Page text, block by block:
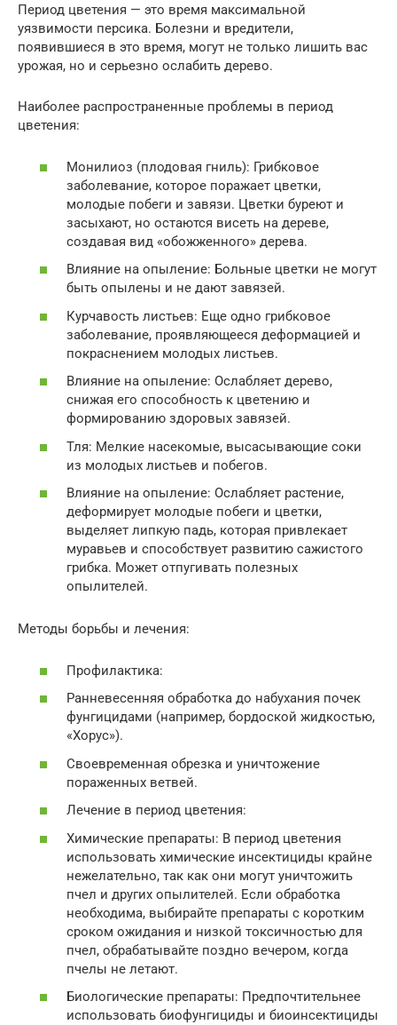
Период цветения — это время максимальной
уязвимости персика. Болезни и вредители,
появившиеся в это время, могут не только лишить вас
урожая, но и серьезно ослабить дерево.
Наиболее распространенные проблемы в период
цветения:
Монилиоз (плодовая гниль): Грибковое
заболевание, которое поражает цветки,
молодые побеги и завязи. Цветки буреют и
засыхают, но остаются висеть на дереве,
создавая вид «обожженного» дерева.
Влияние на опыление: Больные цветки не могут
быть опылены и не дают завязей.
Курчавость листьев: Еще одно грибковое
заболевание, проявляющееся деформацией и
покраснением молодых листьев.
Влияние на опыление: Ослабляет дерево,
снижая его способность к цветению и
формированию здоровых завязей.
Тля: Мелкие насекомые, высасывающие соки
из молодых листьев и побегов.
Влияние на опыление: Ослабляет растение,
деформирует молодые побеги и цветки,
выделяет липкую падь, которая привлекает
муравьев и способствует развитию сажистого
грибка. Может отпугивать полезных
опылителей.
Методы борьбы и лечения:
Профилактика:
Ранневесенняя обработка до набухания почек
фунгицидами (например, бордоской жидкостью,
«Хорус»).
Своевременная обрезка и уничтожение
пораженных ветвей.
Лечение в период цветения:
Химические препараты: В период цветения
использовать химические инсектициды крайне
нежелательно, так как они могут уничтожить
пчел и других опылителей. Если обработка
необходима, выбирайте препараты с коротким
сроком ожидания и низкой токсичностью для
пчел, обрабатывайте поздно вечером, когда
пчелы не летают.
Биологические препараты: Предпочтительнее
использовать биофунгициды и биоинсектициды